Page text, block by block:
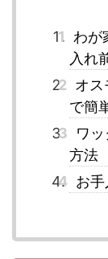
1 わが
入れ
2 オス
で簡
3
ワ
方法
4 お